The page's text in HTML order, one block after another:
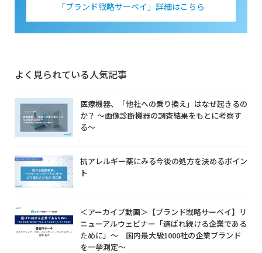
「ブランド戦略サーベイ」詳細はこちら
よく見られている人気記事
医療機器、「他社への乗り換え」はなぜ起きるの
か？ ～画像診断機器の調査結果をもとに考察す
る～
抗アレルギー薬にみる今後の処方を決めるポイン
ト
＜アーカイブ動画＞【ブランド戦略サーベイ】リ
ニューアルウェビナー「選ばれ続ける企業である
ために」～ 国内最大級1000社の企業ブランド
を一挙測定～